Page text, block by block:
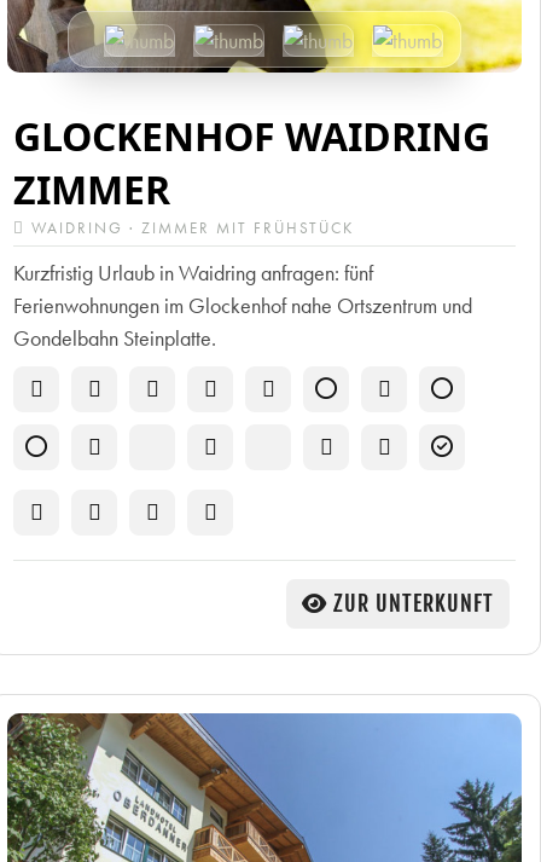
GLOCKENHOF WAIDRING
ZIMMER
WAIDRING · ZIMMER MIT FRÜHSTÜCK
Kurzfristig Urlaub in Waidring anfragen: fünf
Ferienwohnungen im Glockenhof nahe Ortszentrum und
Gondelbahn Steinplatte.
ZUR UNTERKUNFT